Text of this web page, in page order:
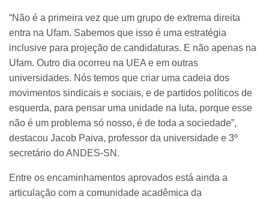
“Não é a primeira vez que um grupo de extrema direita
entra na Ufam. Sabemos que isso é uma estratégia
inclusive para projeção de candidaturas. E não apenas na
Ufam. Outro dia ocorreu na UEA e em outras
universidades. Nós temos que criar uma cadeia dos
movimentos sindicais e sociais, e de partidos políticos de
esquerda, para pensar uma unidade na luta, porque esse
não é um problema só nosso, é de toda a sociedade”,
destacou Jacob Paiva, professor da universidade e 3º
secretário do ANDES-SN.
Entre os encaminhamentos aprovados está ainda a
articulação com a comunidade acadêmica da